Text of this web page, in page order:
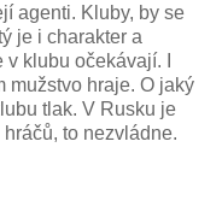
agenti. Kluby, by se
je i charakter a
klubu očekávají. I
mužstvo hraje. O jaký
tlak. V Rusku je
to nezvládne.